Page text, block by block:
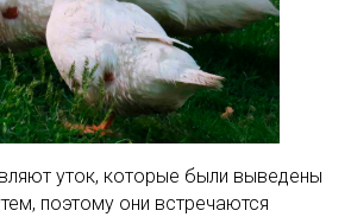
уток, которые были выведены
поэтому они встречаются